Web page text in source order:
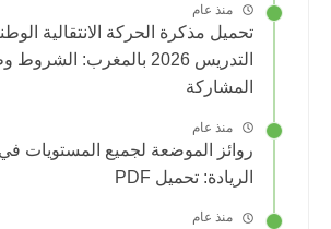
منذ عام
تحميل مذكرة الحركة الانتقالية
التدريس 2026 بالمغرب:
المشاركة
منذ عام
روائز الموضعة لجميع المستويات
الريادة: تحميل PDF
منذ عام